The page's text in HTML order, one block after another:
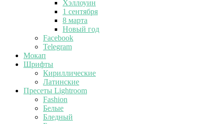
Хэллоуин
1 сентября
8 марта
Новый год
Facebook
Telegram
Мокап
Шрифты
Кириллические
Латинские
Пресеты Lightroom
Fashion
Белые
Бледный